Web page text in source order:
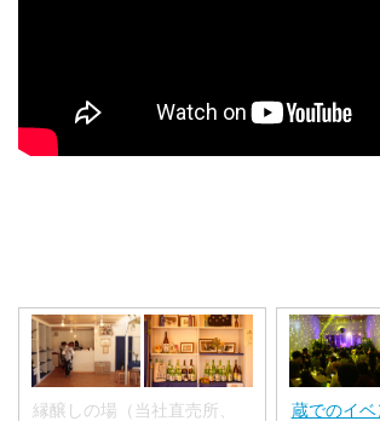
縁醸しの場（当社直売所、
蔵でのイ